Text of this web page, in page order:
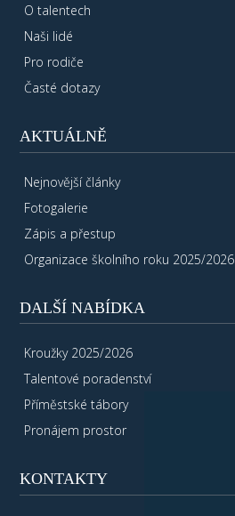
O talentech
Naši lidé
Pro rodiče
Časté dotazy
AKTUÁLNĚ
Nejnovější články
Fotogalerie
Zápis a přestup
Organizace školního roku 2025/2026
DALŠÍ NABÍDKA
Kroužky 2025/2026
Talentové poradenství
Příměstské tábory
Pronájem prostor
KONTAKTY